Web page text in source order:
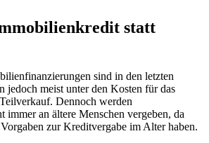
statt
sind in den letzten
jedoch meist unter den Kosten für das
Dennoch werden
an ältere Menschen vergeben, da
zur Kreditvergabe im Alter haben.